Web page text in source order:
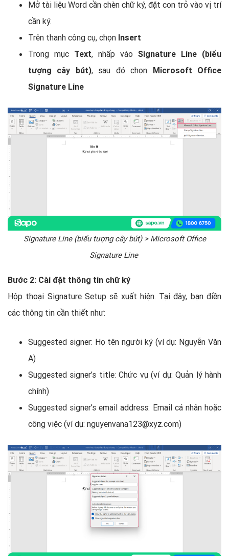
Mở tài liệu Word cần chèn chữ ký, đặt con trỏ vào vị trí
cần ký.
Trên thanh công cụ, chọn Insert
Trong mục Text, nhấp vào Signature Line (biểu
tượng cây bút), sau đó chọn Microsoft Office
Signature Line
Signature Line (biểu tượng cây bút) > Microsoft Office
Signature Line
Bước 2: Cài đặt thông tin chữ ký
Hộp thoại Signature Setup sẽ xuất hiện. Tại đây, bạn điền
các thông tin cần thiết như:
Suggested signer: Họ tên người ký (ví dụ: Nguyễn Văn
A)
Suggested signer’s title: Chức vụ (ví dụ: Quản lý hành
chính)
Suggested signer’s email address: Email cá nhân hoặc
công việc (ví dụ: nguyenvana123@xyz.com)